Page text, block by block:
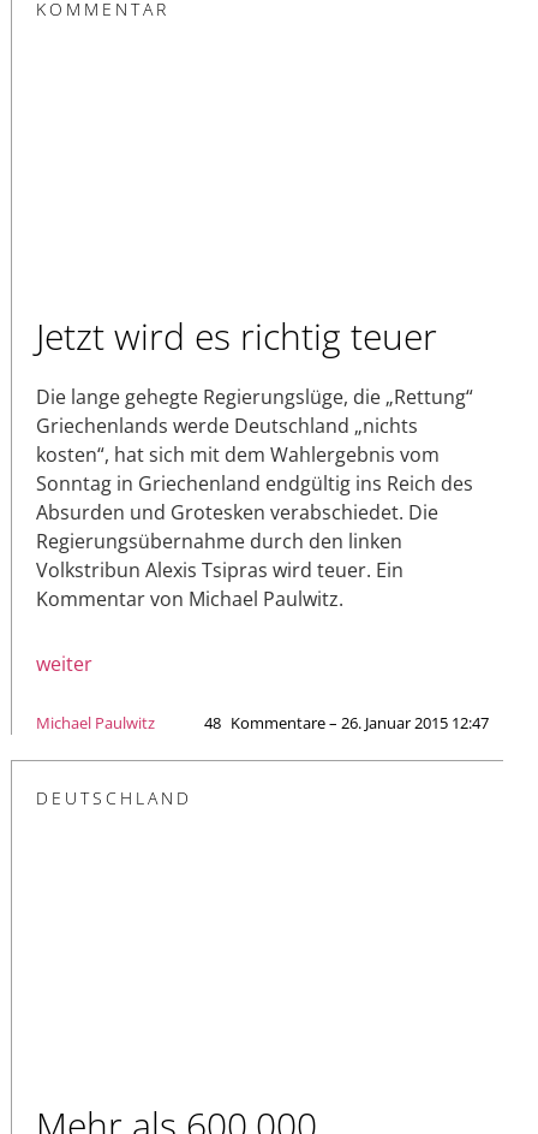
KOMMENTAR
Jetzt wird es richtig teuer
Die lange gehegte Regierungslüge, die „Rettung“
Griechenlands werde Deutschland „nichts
kosten“, hat sich mit dem Wahlergebnis vom
Sonntag in Griechenland endgültig ins Reich des
Absurden und Grotesken verabschiedet. Die
Regierungsübernahme durch den linken
Volkstribun Alexis Tsipras wird teuer. Ein
Kommentar von Michael Paulwitz.
weiter
Michael Paulwitz 48 Kommentare – 26. Januar 2015 12:47
DEUTSCHLAND